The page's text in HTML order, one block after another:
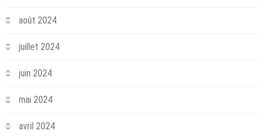
août 2024
juillet 2024
juin 2024
mai 2024
avril 2024